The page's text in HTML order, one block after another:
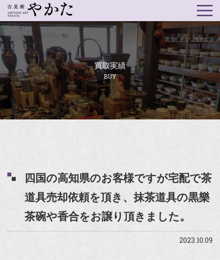
買取実績
BUY
四国の高知県のお客様ですが宅配で茶
道具売却依頼を頂き、抹茶道具の黒樂
茶碗や香合をお譲り頂きました。
2023.10.09